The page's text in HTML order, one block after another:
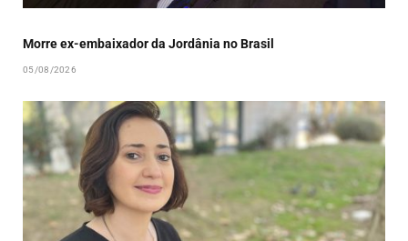
Morre ex-embaixador da Jordânia no Brasil
05/08/2026